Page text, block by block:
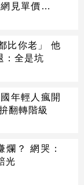
見單價驚呆
比你老」 他
：全是坑
年輕人瘋開
翻轉階級
爛？ 網哭：
光